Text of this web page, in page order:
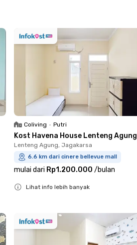
Coliving • Putri
Kost Havena House Lenteng Agung
Lenteng Agung, Jagakarsa
6.6 km dari cinere bellevue mall
mulai dari Rp1.200.000 /bulan
Lihat info lebih banyak